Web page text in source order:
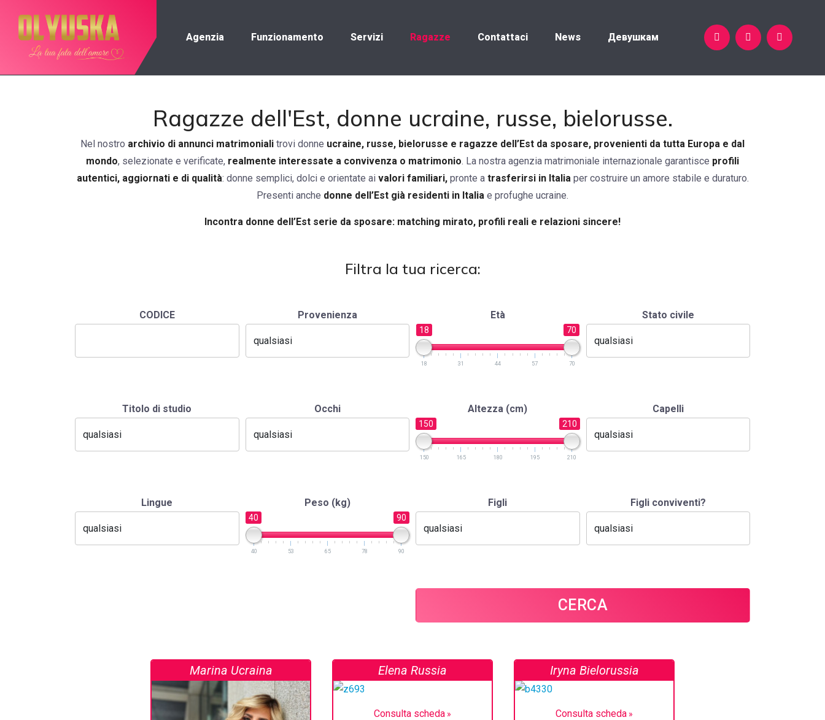
Agenzia Funzionamento Servizi Ragazze Contattaci News Девушкам
Ragazze dell'Est, donne ucraine, russe, bielorusse.
Nel nostro archivio di annunci matrimoniali trovi donne ucraine, russe, bielorusse e ragazze dell’Est da sposare, provenienti da tutta Europa e dal
mondo, selezionate e verificate, realmente interessate a convivenza o matrimonio. La nostra agenzia matrimoniale internazionale garantisce profili
autentici, aggiornati e di qualità: donne semplici, dolci e orientate aivalori familiari,pronte a trasferirsi in Italiaper costruire un amore stabile e duraturo.
Presenti anche donne dell’Est già residenti in Italia e profughe ucraine.
Incontra donne dell’Est serie da sposare: matching mirato, profili reali e relazioni sincere!
Filtra la tua ricerca:
CODICE Provenienza Età
18 70
18 31 44 57 70
Stato civile
Titolo di studio Occhi Altezza (cm)
150 210
150 165 180 195 210
Capelli
Lingue Peso (kg)
40 90
40 53 65 78 90
Figli Figli conviventi?
CERCA
Marina Ucraina Elena Russia
Consulta scheda
Iryna Bielorussia
Consulta scheda